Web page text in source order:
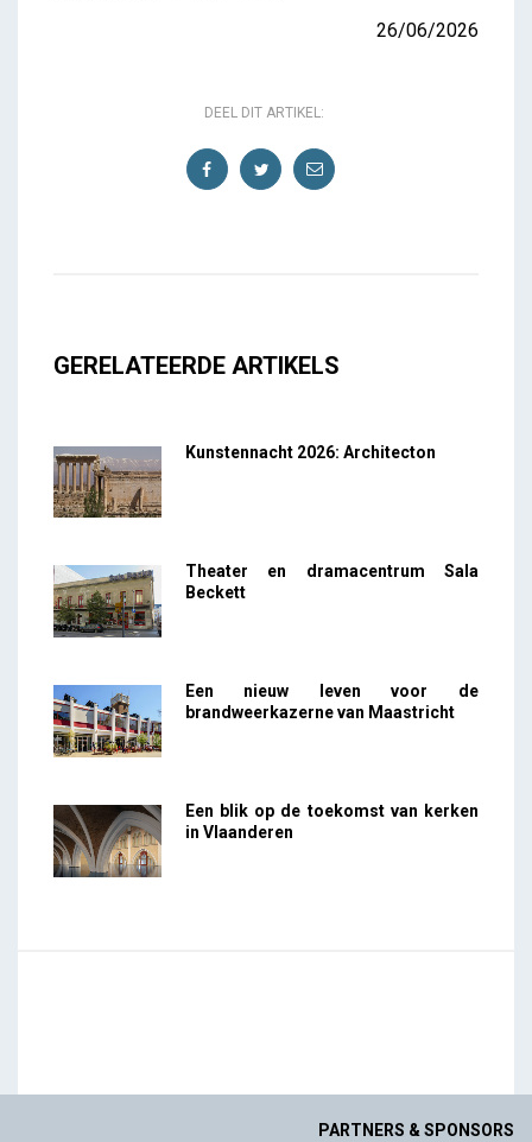
26/06/2026
DEEL DIT ARTIKEL:
GERELATEERDE ARTIKELS
Kunstennacht 2026: Architecton
Theater en dramacentrum Sala
Beckett
Een nieuw leven voor de
brandweerkazerne van Maastricht
Een blik op de toekomst van kerken
in Vlaanderen
PARTNERS & SPONSORS